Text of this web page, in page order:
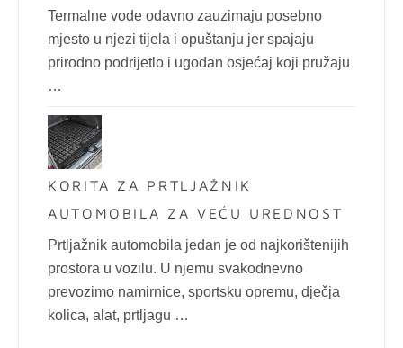
Termalne vode odavno zauzimaju posebno
mjesto u njezi tijela i opuštanju jer spajaju
prirodno podrijetlo i ugodan osjećaj koji pružaju
…
KORITA ZA PRTLJAŽNIK
AUTOMOBILA ZA VEĆU UREDNOST
Prtljažnik automobila jedan je od najkorištenijih
prostora u vozilu. U njemu svakodnevno
prevozimo namirnice, sportsku opremu, dječja
kolica, alat, prtljagu …